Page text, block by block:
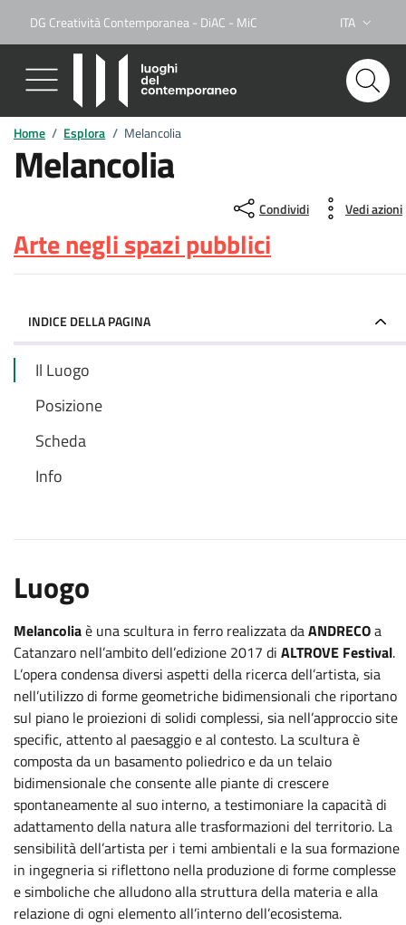
DG Creatività Contemporanea - DiAC - MiC Lingua
ITA
Home / Esplora / Melancolia
Melancolia
Condividi Vedi azioni
Arte negli spazi pubblici
INDICE DELLA PAGINA
Il Luogo
Posizione
Scheda
Info
Luogo
Melancoliaè una scultura in ferro realizzata daANDRECOa
Catanzaro nell’ambito dell’edizione 2017 di ALTROVE Festival.
L’opera condensa diversi aspetti della ricerca dell’artista, sia
nell’utilizzo di forme geometriche bidimensionali che riportano
sul piano le proiezioni di solidi complessi, sia nell’approccio site
specific, attento al paesaggio e al contesto. La scultura è
composta da un basamento poliedrico e da un telaio
bidimensionale che consente alle piante di crescere
spontaneamente al suo interno, a testimoniare la capacità di
adattamento della natura alle trasformazioni del territorio. La
sensibilità dell’artista per i temi ambientali e la sua formazione
in ingegneria si riflettono nella produzione di forme complesse
e simboliche che alludono alla struttura della materia e alla
relazione di ogni elemento all’interno dell’ecosistema.